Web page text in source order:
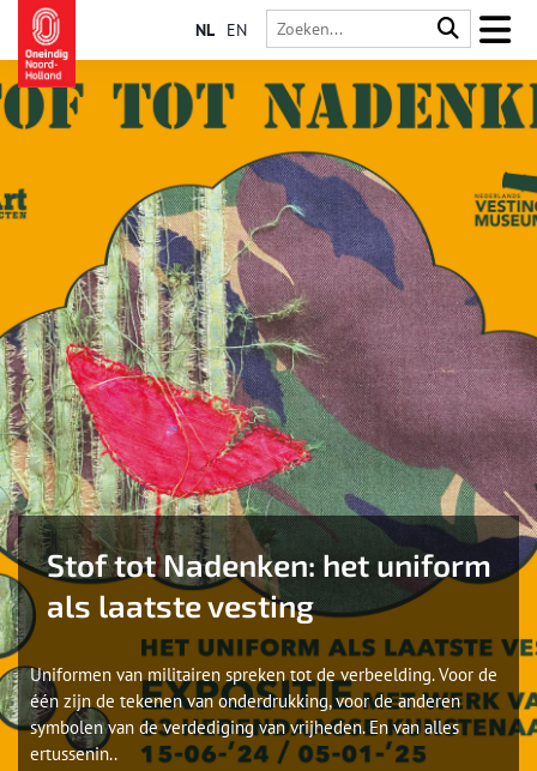
NL EN
Stof tot Nadenken: het uniform
als laatste vesting
Uniformen van militairen spreken tot de verbeelding. Voor de
één zijn de tekenen van onderdrukking, voor de anderen
symbolen van de verdediging van vrijheden. En van alles
ertussenin..